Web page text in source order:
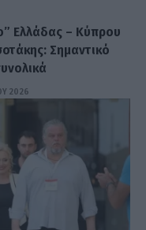
Ελλάδας – Κύπρου
Σημαντικό
2026